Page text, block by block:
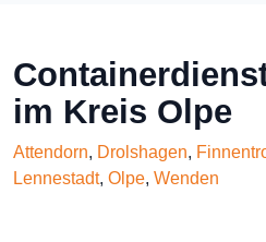
im Kreis Olpe
Attendorn, Drolshagen,
Lennestadt, Olpe, Wenden